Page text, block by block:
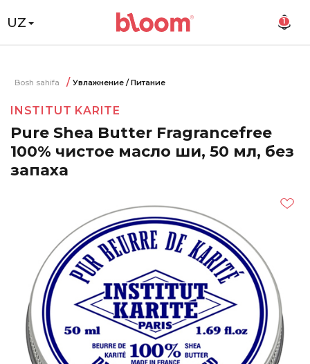
UZ 1
Bosh sahifa Увлажнение / Питание
INSTITUT KARITE
Pure Shea Butter Fragrancefree
100% чистое масло ши, 50 мл, без
запаха